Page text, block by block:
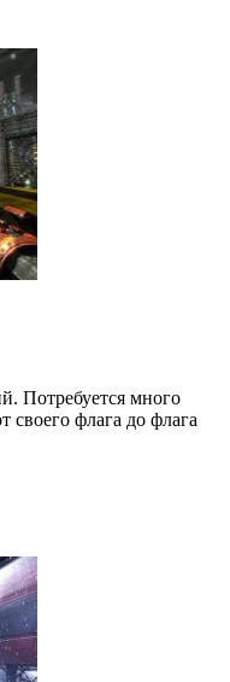
Потребуется много
своего флага до флага